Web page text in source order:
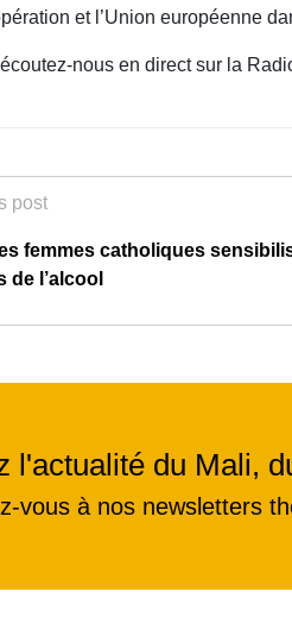
et l’Union européenne
nous en direct sur la
post
femmes catholiques
de l’alcool
l'actualité du Mali,
vous à nos newsletters